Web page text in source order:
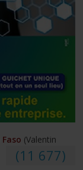
(Valentin
(11 677)